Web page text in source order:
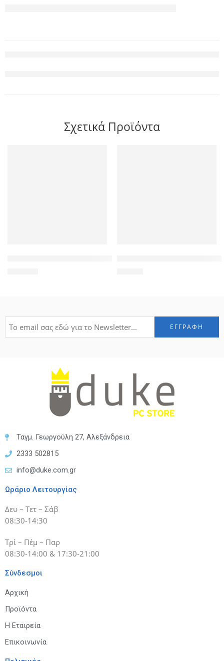
Σχετικά Προϊόντα
Ταγμ. Γεωργούλη 27, Αλεξάνδρεια
2333 502815
info@duke.com.gr
Ωράριο Λειτουργίας
Δευ – Τετ – Σάβ
08:30-14:30
Τρί – Πέμ – Παρ
08:30-14:00 & 17:30-21:00
Σύνδεσμοι
Αρχική
Προϊόντα
Η Εταιρεία
Επικοινωνία